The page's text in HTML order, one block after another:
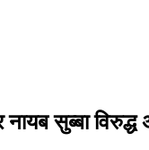
सुब्बा विरुद्ध